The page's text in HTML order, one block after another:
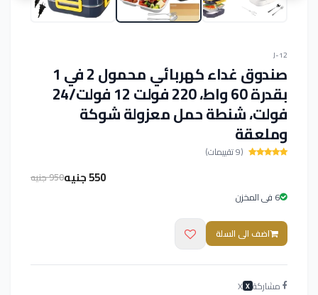
J-12
صندوق غداء كهربائي محمول 2 في 1
بقدرة 60 واط، 220 فولت 12 فولت/24
فولت، شنطة حمل معزولة شوكة
وملعقة
(9 تقييمات)
550 جنيه
950 جنيه
6 فى المخزن
اضف الى السلة
مشاركة X
X